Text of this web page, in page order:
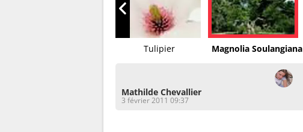
Tulipier Magnolia Soulangiana
Mathilde Chevallier
3 février 2011 09:37